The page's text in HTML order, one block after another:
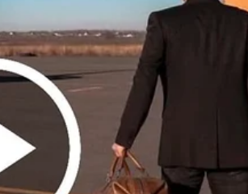
i otpustite bol.
govore o snazi, poklonu i uspehu. Neko
poštovanje i divljenje.